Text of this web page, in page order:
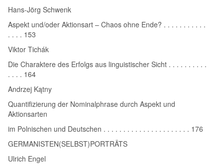
Hans‑Jörg Schwenk
Aspekt und/oder Aktionsart – Chaos ohne Ende? . . . . . . . . . . .
. . . . 153
Viktor Tichák
Die Charaktere des Erfolgs aus linguistischer Sicht . . . . . . . . . .
. . . . 164
Andrzej Kątny
Quantifizierung der Nominalphrase durch Aspekt und
Aktionsarten
im Polnischen und Deutschen . . . . . . . . . . . . . . . . . . . . . . 176
GERMANISTEN(SELBST)PORTRÄTS
Ulrich Engel